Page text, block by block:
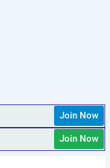
Join Now
Join Now